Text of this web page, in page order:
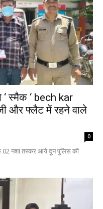
स्मैक ‘ bech kar
और फ्लैट में रहने वाले
0
02 नशा तस्कर आये दून पुलिस की